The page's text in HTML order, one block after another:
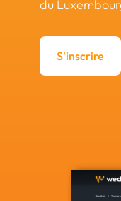
du
S'inscrire